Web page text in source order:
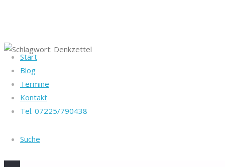
Start
Blog
Termine
Kontakt
Tel. 07225/790438
Suche
Beiträge